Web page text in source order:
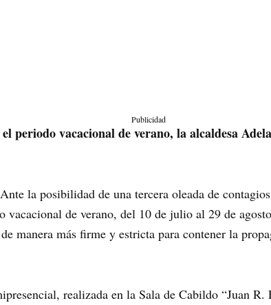
Publicidad
periodo vacacional de verano, la alcaldesa
la posibilidad de una tercera oleada de
vacacional de verano, del 10 de julio al 29 de
manera más firme y estricta para contener la
realizada en la Sala de Cabildo “Juan